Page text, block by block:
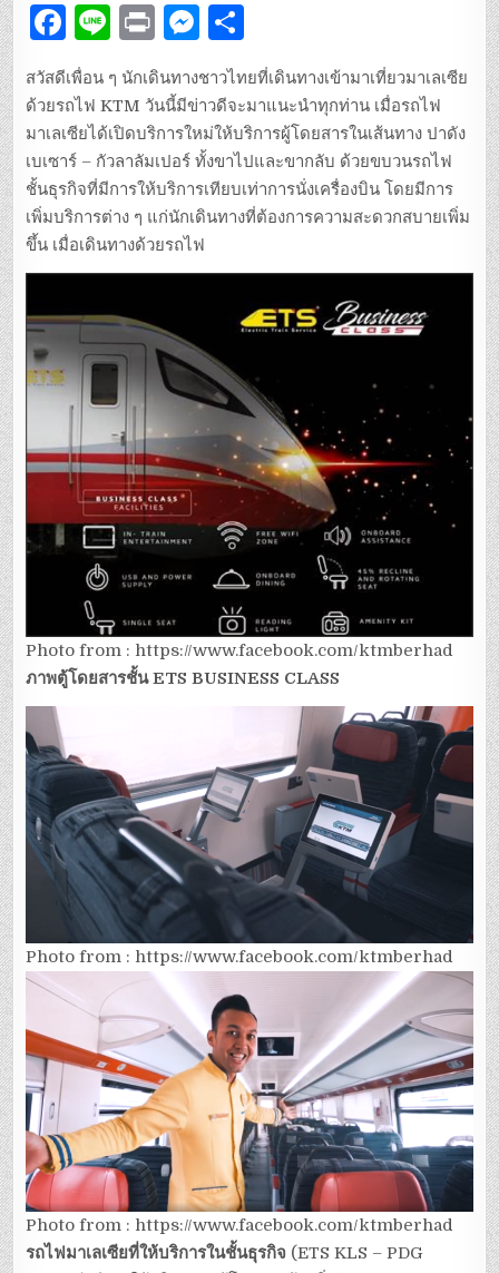
F
a
c
e
b
o
o
k
Li
e
P
n
t
M
es
se
n
g
er
h
ar
e
สวัสดีเพื่อน ๆ นักเดินทางชาวไทยที่เดินทางเข้ามาเที่ยวมาเลเซีย
ด้วยรถไฟ KTM วันนี้มีข่าวดีจะมาแนะนำทุกท่าน เมื่อรถไฟ
มาเลเซียได้เปิดบริการใหม่ให้บริการผู้โดยสารในเส้นทาง ปาดัง
เบเซาร์ – กัวลาลัมเปอร์ ทั้งขาไปและขากลับ ด้วยขบวนรถไฟ
ชั้นธุรกิจที่มีการให้บริการเทียบเท่าการนั่งเครื่องบิน โดยมีการ
เพิ่มบริการต่าง ๆ แก่นักเดินทางที่ต้องการความสะดวกสบายเพิ่ม
ขึ้น เมื่อเดินทางด้วยรถไฟ
Photo from : https://www.facebook.com/ktmberhad
ภาพตู้โดยสารชั้น ETS BUSINESS CLASS
Photo from : https://www.facebook.com/ktmberhad
Photo from : https://www.facebook.com/ktmberhad
รถไฟมาเลเซียที่ให้บริการในชั้นธุรกิจ (ETS KLS – PDG